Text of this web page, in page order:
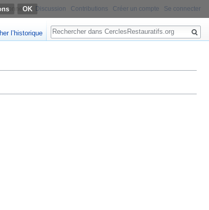
connecté Discussion Contributions Créer un compte Se connecter
l’historique
Rechercher